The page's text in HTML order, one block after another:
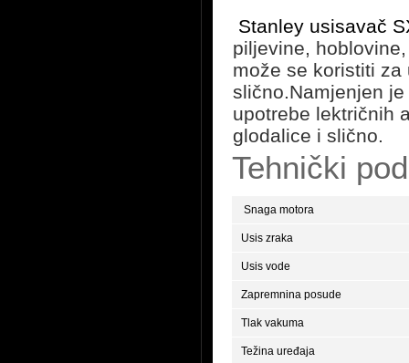
Stanley usisavač
piljevine,
može se koristiti
slično.Namjenjen
upotrebe lektričnih
glodalice i slično.
Tehnički
Snaga motora
Usis zraka
Usis vode
Zapremnina posude
Tlak vakuma
Težina uređaja